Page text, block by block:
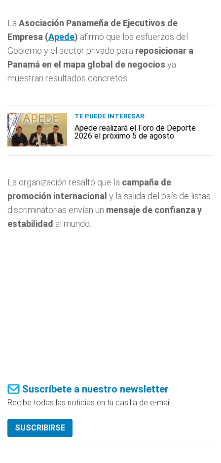
La Asociación Panameña de Ejecutivos de
Empresa (Apede) afirmó que los esfuerzos del
Gobierno y el sector privado para reposicionar a
Panamá en el mapa global de negocios ya
muestran resultados concretos.
TE PUEDE INTERESAR:
Apede realizará el Foro de Deporte
2026 el próximo 5 de agosto
La organización resaltó que la campaña de
promoción internacional y la salida del país de listas
discriminatorias envían un mensaje de confianza y
estabilidad al mundo.
Suscríbete a nuestro newsletter
Recibe todas las noticias en tu casilla de e-mail.
SUSCRIBIRSE